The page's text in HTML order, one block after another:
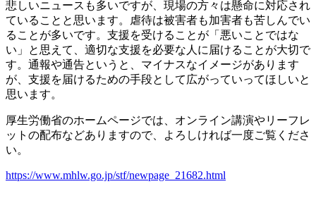
悲しいニュースも多いですが、現場の方々は懸命に対応され
ていることと思います。虐待は被害者も加害者も苦しんでい
ることが多いです。支援を受けることが「悪いことではな
い」と思えて、適切な支援を必要な人に届けることが大切で
す。通報や通告というと、マイナスなイメージがあります
が、支援を届けるための手段として広がっていってほしいと
思います。
厚生労働省のホームページでは、オンライン講演やリーフレ
ットの配布などありますので、よろしければ一度ご覧くださ
い。
https://www.mhlw.go.jp/stf/newpage_21682.html